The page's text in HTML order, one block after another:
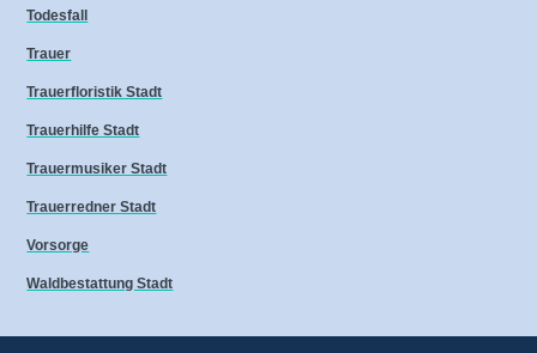
Todesfall
Trauer
Trauerfloristik Stadt
Trauerhilfe Stadt
Trauermusiker Stadt
Trauerredner Stadt
Vorsorge
Waldbestattung Stadt